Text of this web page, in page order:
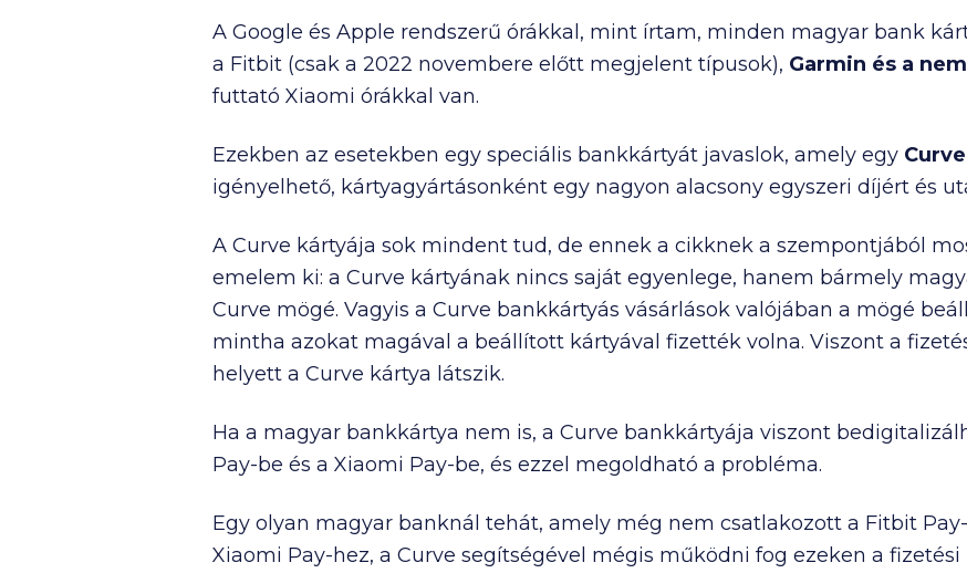
A Google és Apple rendszerű órákkal, mint írtam, minden magyar bank
a Fitbit (csak a 2022 novembere előtt megjelent típusok), Garmin és a
futtató Xiaomi órákkal van.
Ezekben az esetekben egy speciális bankkártyát javaslok, amely egy
igényelhető, kártyagyártásonként egy nagyon alacsony egyszeri díjért és
A Curve kártyája sok mindent tud, de ennek a cikknek a szempontjából
emelem ki: a Curve kártyának nincs saját egyenlege, hanem bármely
Curve mögé. Vagyis a Curve bankkártyás vásárlások valójában a mögé
mintha azokat magával a beállított kártyával fizették volna. Viszont a
helyett a Curve kártya látszik.
Ha a magyar bankkártya nem is, a Curve bankkártyája viszont
Pay-be és a Xiaomi Pay-be, és ezzel megoldható a probléma.
Egy olyan magyar banknál tehát, amely még nem csatlakozott a Fitbit
Xiaomi Pay-hez, a Curve segítségével mégis működni fog ezeken a fizetési